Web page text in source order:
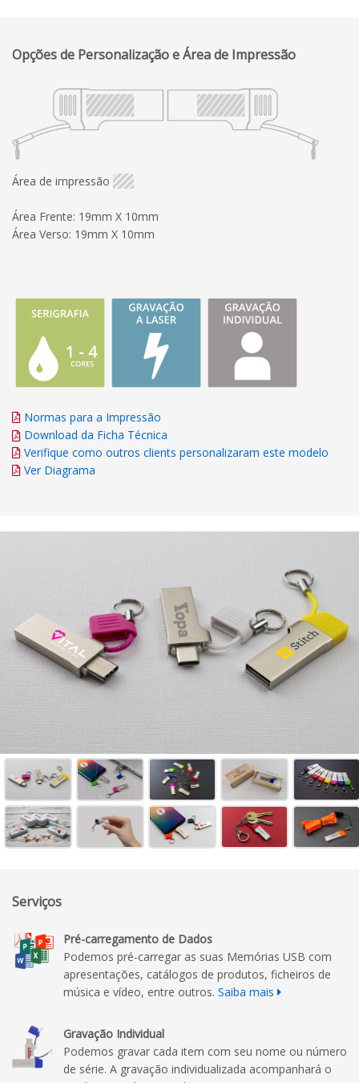
Opções de Personalização e Área de Impressão
Área de impressão
Área Frente: 19mm X 10mm
Área Verso: 19mm X 10mm
Normas para a Impressão
Download da Ficha Técnica
Verifique como outros clients personalizaram este modelo
Ver Diagrama
Serviços
Pré-carregamento de Dados
Podemos pré-carregar as suas Memórias USB com
apresentações, catálogos de produtos, ficheiros de
música e vídeo, entre outros. Saiba mais
Gravação Individual
Podemos gravar cada item com seu nome ou número
de série. A gravação individualizada acompanhará o